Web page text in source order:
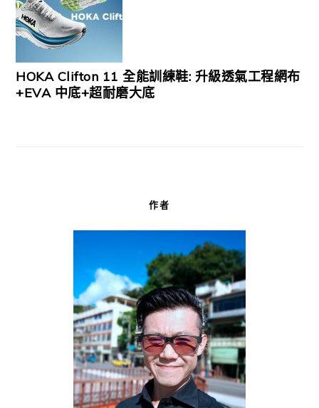
HOKA Clifton 11 全能訓練鞋: 升級透氣工程網布
+EVA 中底+超耐磨大底
作者